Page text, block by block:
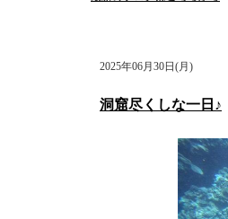
2025年06月30日(月)
洞窟尽くしな一日♪